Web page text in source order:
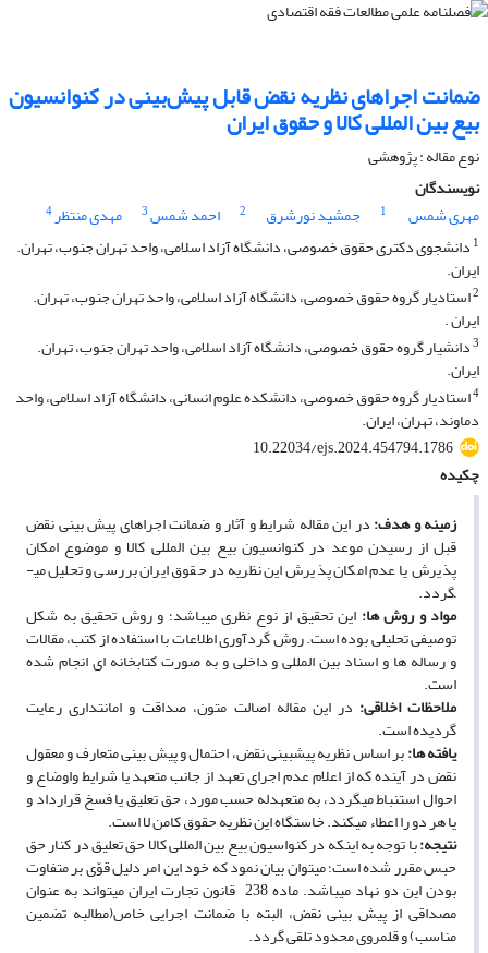
ضمانت اجراهای نظریه نقض قابل پیش‌بینی در کنوانسیون
بیع بین المللی کالا و حقوق ایران
نوع مقاله : پژوهشی
نویسندگان
مهری شمس
1 جمشید نورشرق 2 احمد شمس3 مهدی منتظر4
1 دانشجوی دکتری حقوق خصوصی، دانشگاه آزاد اسلامی، واحد تهران جنوب، تهران.
ایران.
2استادیار گروه حقوق خصوصی، دانشگاه آزاد اسلامی، واحد تهران جنوب، تهران.
ایران .
3دانشیار گروه حقوق خصوصی، دانشگاه آزاد اسلامی، واحد تهران جنوب، تهران.
ایران.
4استادیار گروه حقوق خصوصی، دانشکده علوم انسانی، دانشگاه آزاد اسلامی، واحد
دماوند، تهران، ایران.
10.22034/ejs.2024.454794.1786
چکیده
زمینه و هدف:در این مقاله شرایط و آثار و ضمانت اجراهای پیش ­بینی نقض
قبل از رسیدن موعد در کنوانسیون بیع بین­ المللی کالا و موضوع امکان
پذیرش یا عدم امکان پذیرش این نظریه در حقوق ایران بررسی و تحلیل می­
گردد.
مواد و روش ­ها: این تحقیق از نوع نظری می­باشد؛ و روش تحقیق به شکل
توصیفی تحلیلی بوده است. روش گردآوری اطلاعات با استفاده از کتب، مقالات
و رساله­ ها و اسناد بین ­المللی و داخلی و به صورت کتابخانه ­ای انجام شده
است.
ملاحظات اخلاقی: در این مقاله اصالت متون، صداقت و امانت­داری رعایت
گردیده است.
یافته­ ها:بر اساس نظریه پیش­بینی نقض، احتمال و پیش بینی متعارف و معقول
نقض در آینده که از اعلام عدم اجرای تعهد از جانب متعهد یا شرایط واوضاع و
احوال استنباط می­گردد، به متعهدله حسب مورد، حق تعلیق یا فسخ قرارداد و
یا هر دو را اعطاء می­کند. خاستگاه این نظریه حقوق کامن لا است.
نتیجه:با توجه به اینکه در کنواسیون بیع بین­ المللی کالا حق تعلیق در کنار حق
حبس مقرر شده است؛ می­توان بیان نمود که خود این امر دلیل قوّی بر متفاوت
بودن این دو نهاد می­باشد. ماده 238 قانون تجارت ایران می­تواند به عنوان
مصداقی از پیش ­بینی نقض، البته با ضمانت اجرایی خاص(مطالبه تضمین
مناسب) و قلمروی محدود تلقی گردد.